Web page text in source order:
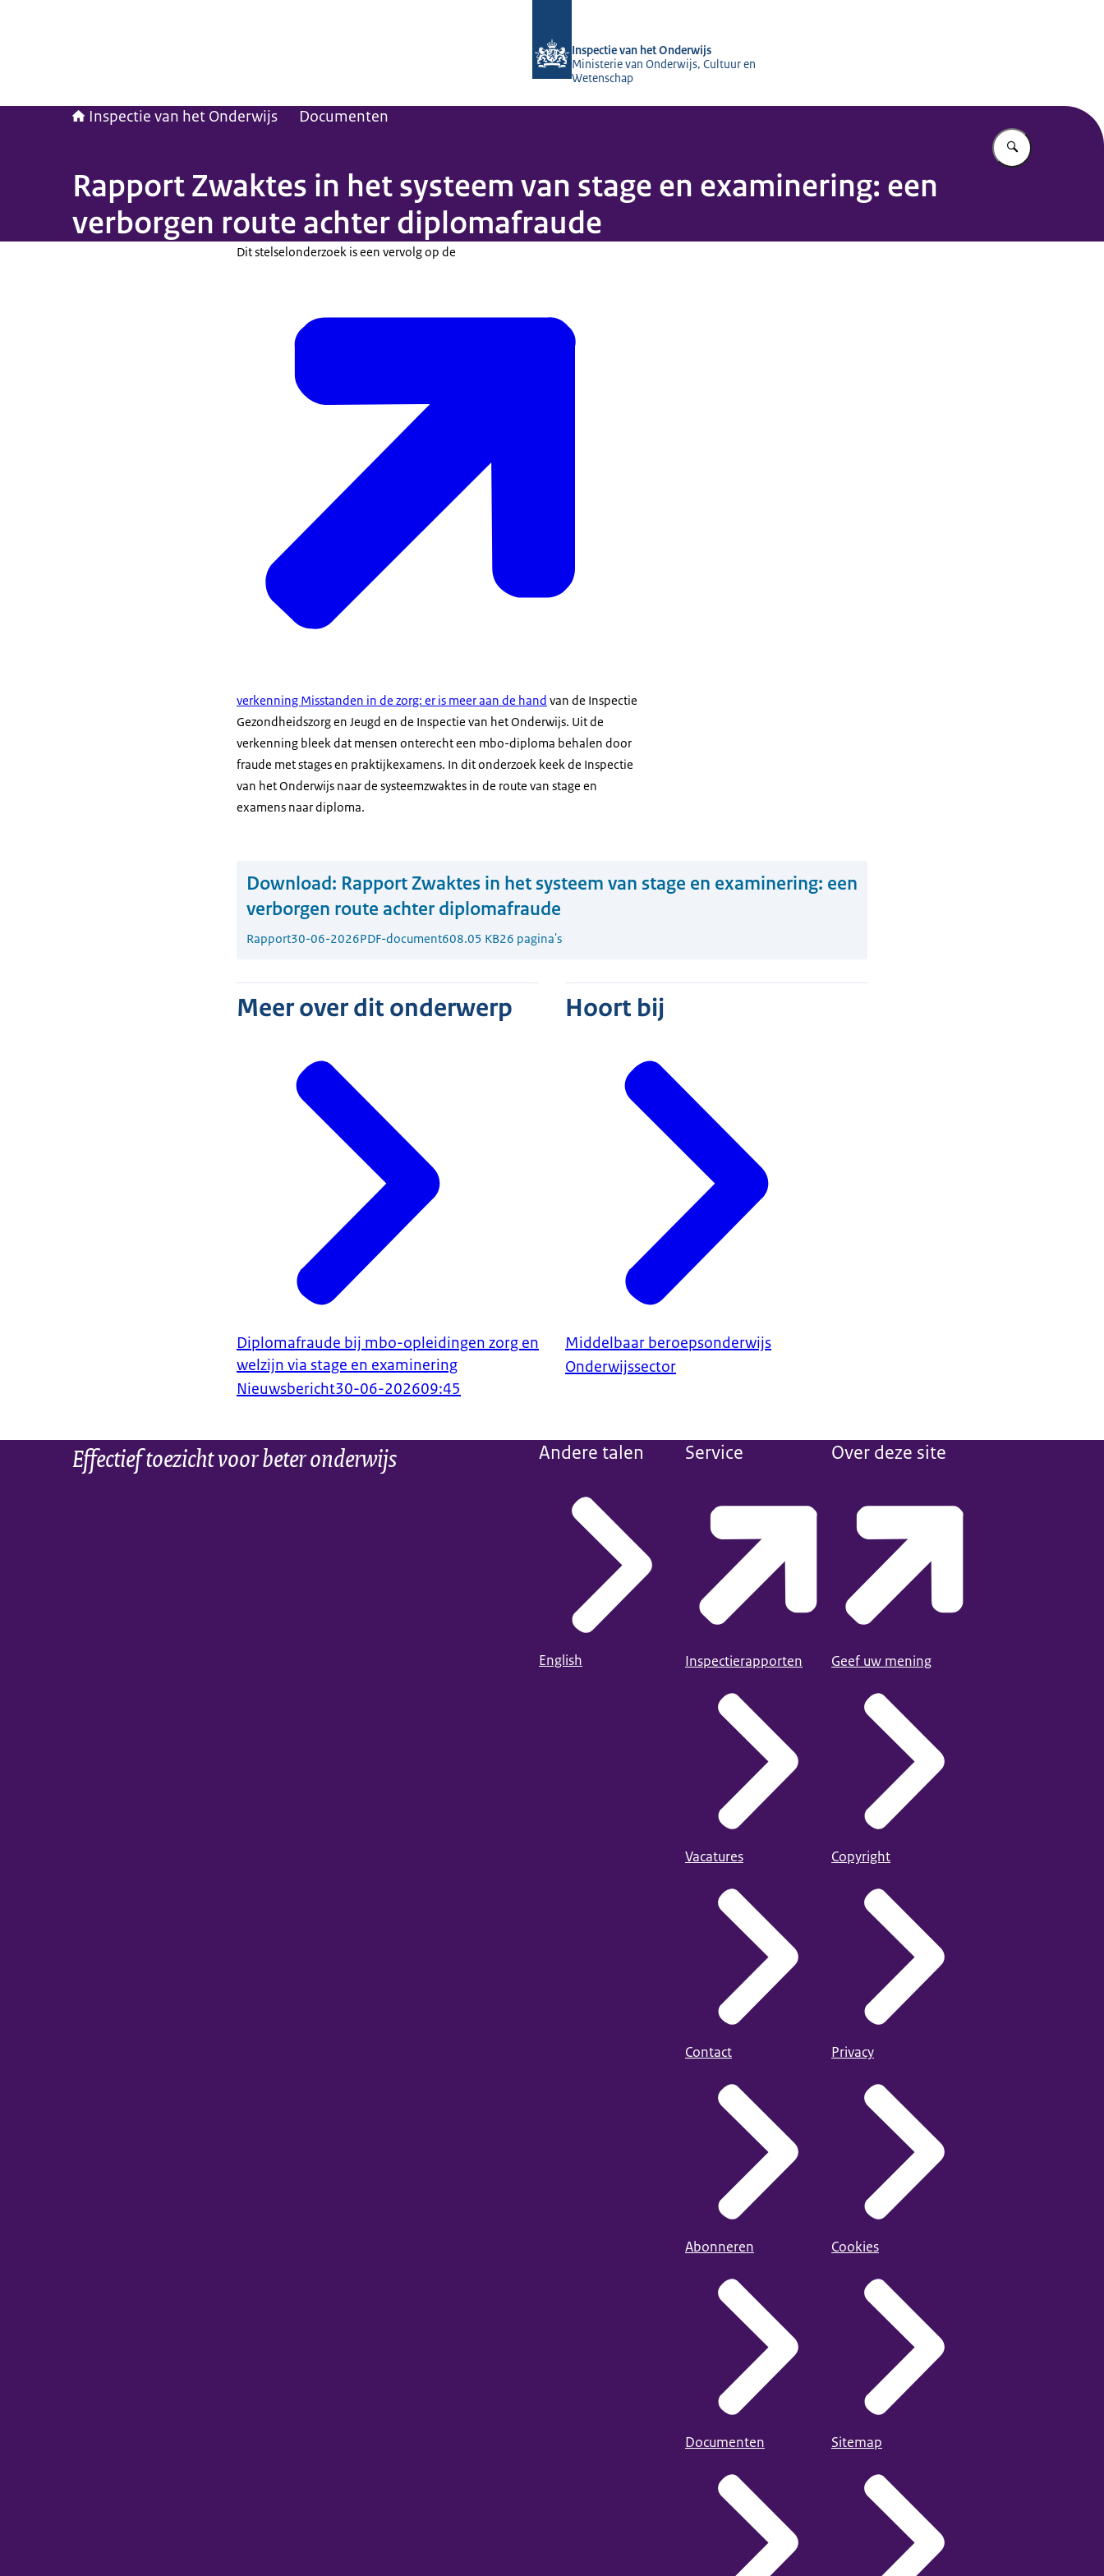
Inspectie van het Onderwijs
Ministerie van Onderwijs, Cultuur en
Wetenschap
Inspectie van het Onderwijs Documenten
Vul in wat u
Rapport Zwaktes in het systeem van stage en examinering: een
verborgen route achter diplomafraude
Dit stelselonderzoek is een vervolg op de
verkenning Misstanden in de zorg: er is meer aan de hand van de Inspectie
Gezondheidszorg en Jeugd en de Inspectie van het Onderwijs. Uit de
verkenning bleek dat mensen onterecht een mbo-diploma behalen door
fraude met stages en praktijkexamens. In dit onderzoek keek de Inspectie
van het Onderwijs naar de systeemzwaktes in de route van stage en
examens naar diploma.
Download: Rapport Zwaktes in het systeem van stage en examinering: een
verborgen route achter diplomafraude
Rapport30-06-2026PDF-document608.05 KB26 pagina's
Meer over dit onderwerp
Diplomafraude bij mbo-opleidingen zorg en
welzijn via stage en examinering
Nieuwsbericht30-06-202609:45
Hoort bij
Middelbaar beroepsonderwijs
Onderwijssector
Effectief toezicht voor beter onderwijs Andere talen
English
Service
Inspectierapporten
Vacatures
Contact
Abonneren
Documenten
Over deze site
Geef uw mening
Copyright
Privacy
Cookies
Sitemap